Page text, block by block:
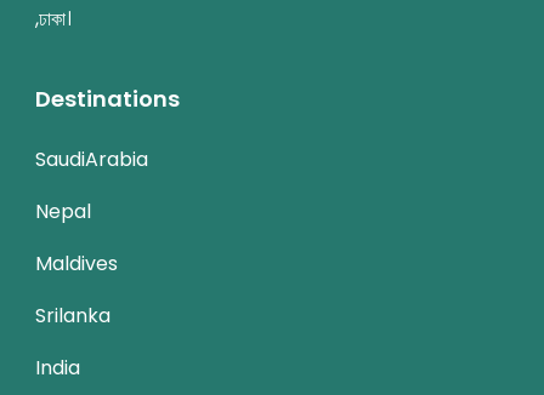
,ঢাকা।
Destinations
SaudiArabia
Nepal
Maldives
Srilanka
India